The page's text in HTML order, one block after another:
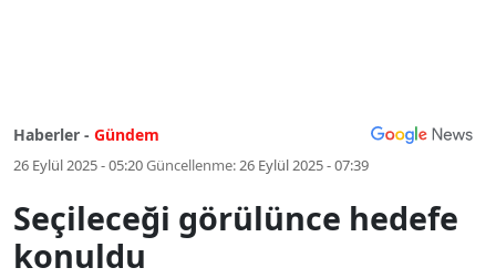
Haberler - Gündem
26 Eylül 2025 - 05:20Güncellenme:26 Eylül 2025 - 07:39
Seçileceği görülünce hedefe
konuldu